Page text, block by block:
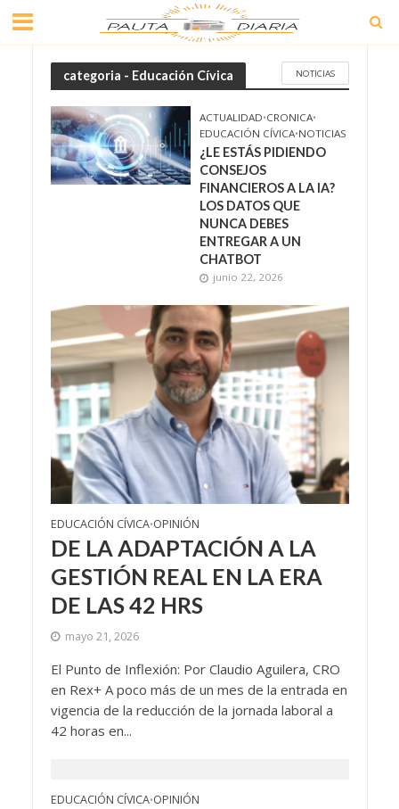
categoria - Educación Cívica NOTICIAS
ACTUALIDAD•CRONICA•
EDUCACIÓN CÍVICA•NOTICIAS
¿LE ESTÁS PIDIENDO
CONSEJOS
FINANCIEROS A LA IA?
LOS DATOS QUE
NUNCA DEBES
ENTREGAR A UN
CHATBOT
junio 22, 2026
EDUCACIÓN CÍVICA•OPINIÓN
DE LA ADAPTACIÓN A LA
GESTIÓN REAL EN LA ERA
DE LAS 42 HRS
mayo 21, 2026
El Punto de Inflexión: Por Claudio Aguilera, CRO
en Rex+ A poco más de un mes de la entrada en
vigencia de la reducción de la jornada laboral a
42 horas en...
EDUCACIÓN CÍVICA•OPINIÓN